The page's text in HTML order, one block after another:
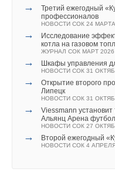
→
Третий ежегодный
профессионалов
НОВОСТИ СОК 24 МАРТА
→
Исследование
котла на газовом
ЖУРНАЛ СОК МАРТ 2026
→ Шкафы управления
НОВОСТИ СОК 31
→
Открытие второго
Липецк
НОВОСТИ СОК 31
→
Viessmann
Альянц Арена
НОВОСТИ СОК 27
→ Второй ежегодный
НОВОСТИ СОК 4